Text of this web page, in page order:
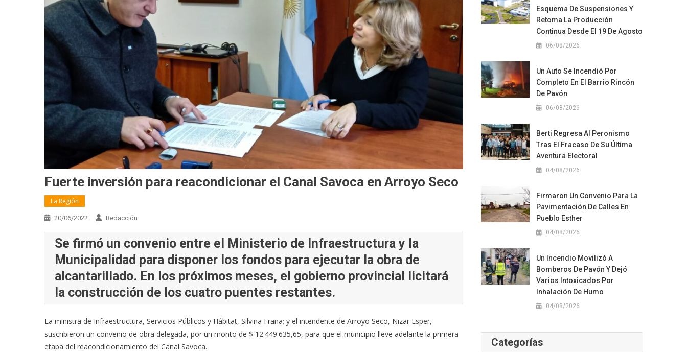
Fuerte inversión para reacondicionar el Canal Savoca en Arroyo Seco
La Región
20/06/2022 Redacción
Se firmó un convenio entre el Ministerio de Infraestructura y la
Municipalidad para disponer los fondos para ejecutar la obra de
alcantarillado. En los próximos meses, el gobierno provincial licitará
la construcción de los cuatro puentes restantes.
La ministra de Infraestructura, Servicios Públicos y Hábitat, Silvina Frana; y el intendente de Arroyo Seco, Nizar Esper,
suscribieron un convenio de obra delegada, por un monto de $ 12.449.635,65, para que el municipio lleve adelante la primera
etapa del reacondicionamiento del Canal Savoca.
Esquema De Suspensiones Y
Retoma La Producción
Continua Desde El 19 De Agosto
06/08/2026
Un Auto Se Incendió Por
Completo En El Barrio Rincón
De Pavón
06/08/2026
Berti Regresa Al Peronismo
Tras El Fracaso De Su Última
Aventura Electoral
04/08/2026
Firmaron Un Convenio Para La
Pavimentación De Calles En
Pueblo Esther
04/08/2026
Un Incendio Movilizó A
Bomberos De Pavón Y Dejó
Varios Intoxicados Por
Inhalación De Humo
04/08/2026
Categorías